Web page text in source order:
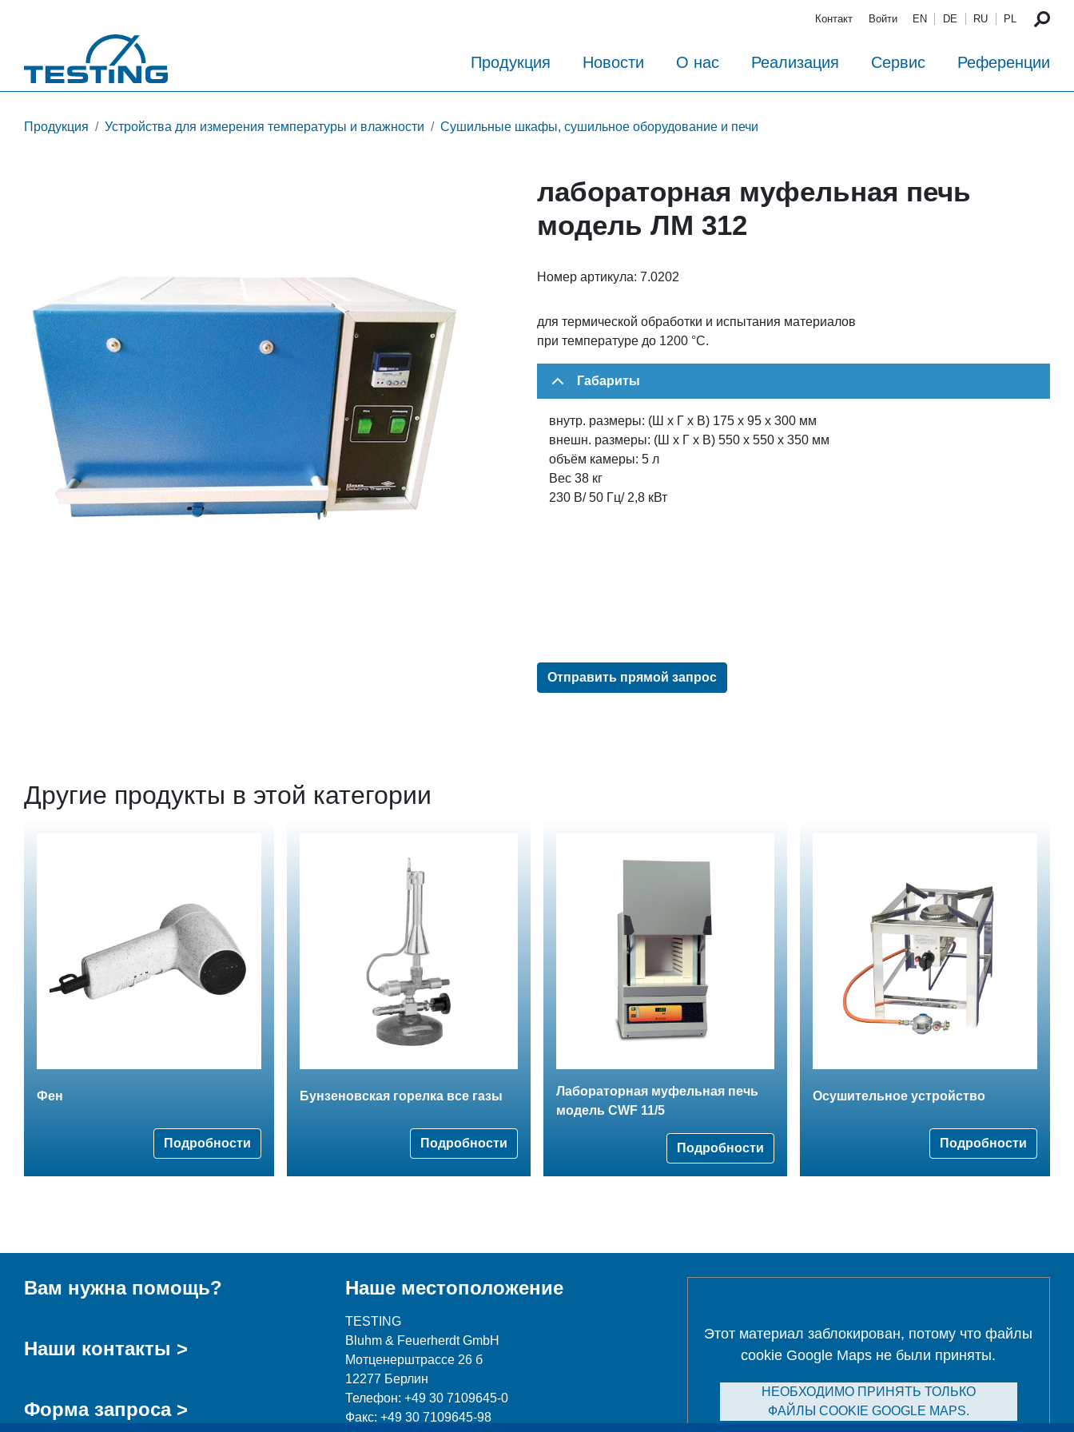
Контакт Войти EN DE RU PL
Продукция Новости О нас Реализация Сервис Референции
Продукция Устройства для измерения температуры и влажности Сушильные шкафы, сушильное оборудование и печи
лабораторная муфельная печь
модель ЛМ 312
Номер артикула: 7.0202
для термической обработки и испытания материалов
при температуре до 1200 °C.
Габариты
внутр. размеры: (Ш х Г х В) 175 х 95 х 300 мм
внешн. размеры: (Ш х Г х В) 550 х 550 х 350 мм
объём камеры: 5 л
Вес 38 кг
230 В/ 50 Гц/ 2,8 кВт
Отправить прямой запрос
Другие продукты в этой категории
Фен
Подробности
Бунзеновская горелка все газы
Подробности
Лабораторная муфельная печь
модель СWF 11/5
Подробности
Oсушительное устройство
Подробности
Вам нужна помощь?
Наши контакты >
Форма запроса >
Наше местоположение
TESTING
Bluhm & Feuerherdt GmbH
Мотценерштрассе 26 б
12277 Берлин
Телефон: +49 30 7109645-0
Факс: +49 30 7109645-98
Этот материал заблокирован, потому что файлы
cookie Google Maps не были приняты.
НЕОБХОДИМО ПРИНЯТЬ ТОЛЬКО
ФАЙЛЫ COOKIE GOOGLE MAPS.